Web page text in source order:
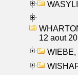
12 aout
WIEBE,